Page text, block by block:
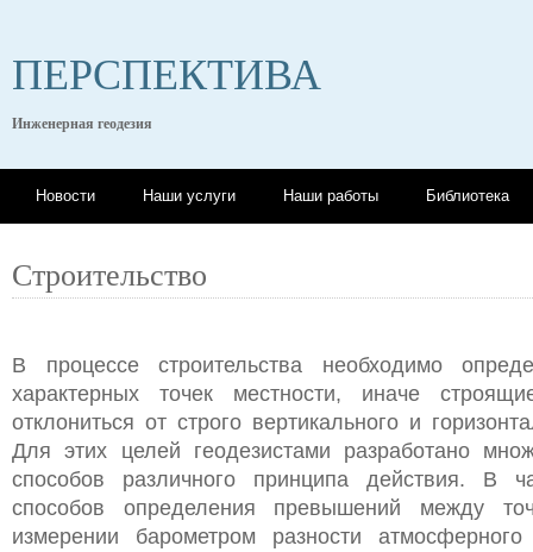
ПЕРСПЕКТИВА
Инженерная геодезия
Новости Наши услуги Наши работы Библиотека
Строительство
В процессе строительства необходимо
характерных точек местности, иначе
отклониться от строго вертикального и
Для этих целей геодезистами разработано
способов различного принципа действия. В
способов определения превышений между
измерении барометром разности